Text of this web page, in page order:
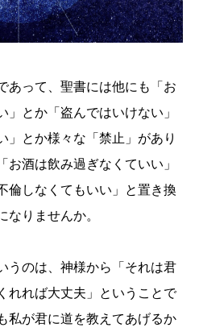
あって、聖書には他にも「お
とか「盗んではいけない」
」とか様々な「禁止」があり
お酒は飲み過ぎなくていい」
倫しなくてもいい」と置き換
なりませんか。
うのは、神様から「それは君
れれば大丈夫」ということで
私が君に道を教えてあげるか